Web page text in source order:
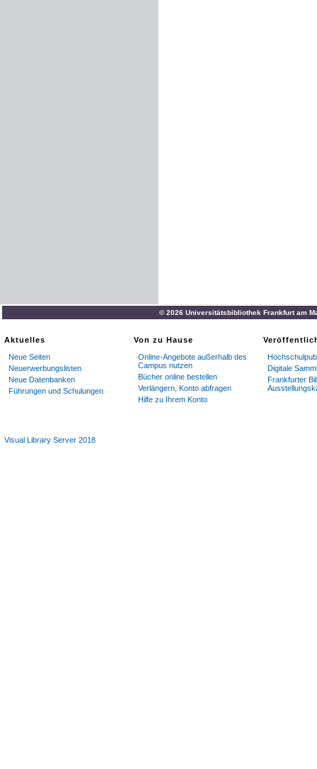
© 2026 Universitätsbibliothek Frankfurt am
Aktuelles
Neue Seiten
Neuerwerbungslisten
Neue Datenbanken
Führungen und Schulungen
Von zu Hause
Online-Angebote außerhalb des
Campus nutzen
Bücher online bestellen
Verlängern, Konto abfragen
Hilfe zu Ihrem Konto
Digitale
Frankfurter
Visual Library Server 2018